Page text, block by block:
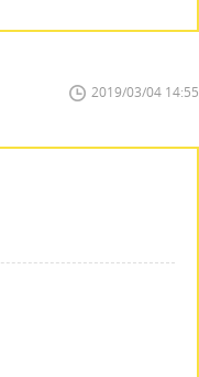
2019/03/04 14:55